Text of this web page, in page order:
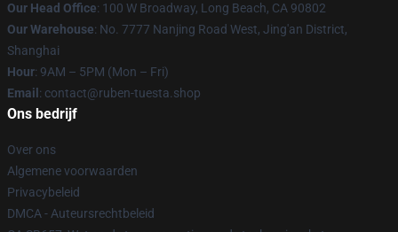
Our Head Office: 100 W Broadway, Long Beach, CA 90802
Our Warehouse: No. 7777 Nanjing Road West, Jing'an District,
Shanghai
Hour: 9AM – 5PM (Mon – Fri)
Email : contact@ruben-tuesta.shop
Ons bedrijf
Over ons
Algemene voorwaarden
Privacybeleid
DMCA - Auteursrechtbeleid